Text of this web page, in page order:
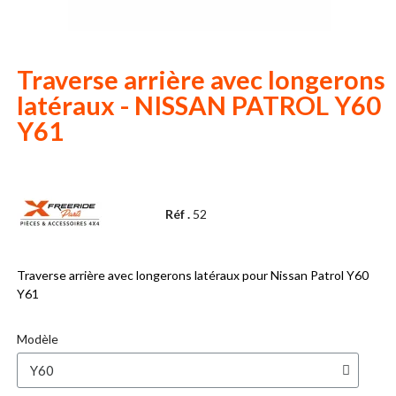
Traverse arrière avec longerons
latéraux - NISSAN PATROL Y60
Y61
Réf . 52
Traverse arrière avec longerons latéraux pour Nissan Patrol Y60
Y61
Modèle